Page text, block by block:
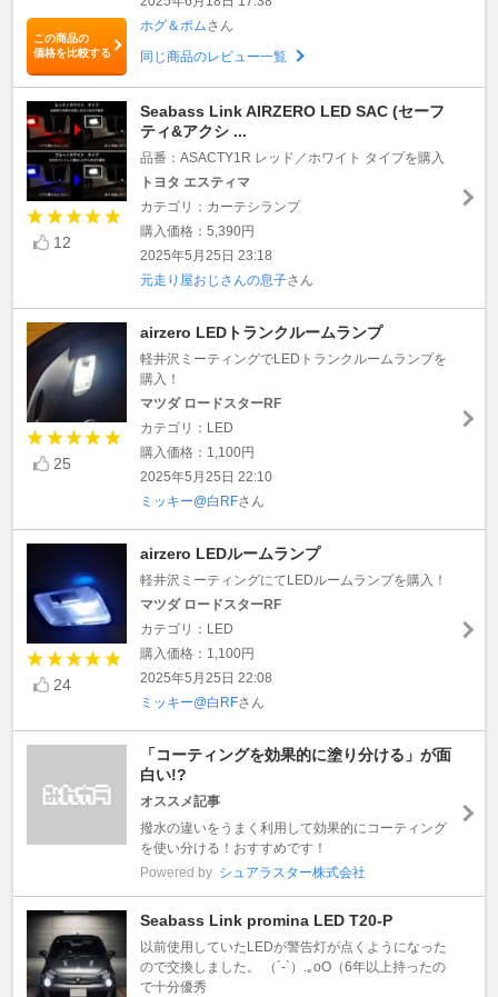
この商品の
価格を比較する
ホグ＆ポムさん
同じ商品のレビュー一覧
12
Seabass Link AIRZERO LED SAC (セーフ
ティ&アクシ ...
品番：ASACTY1R レッド／ホワイト タイプを購入
トヨタ エスティマ
カテゴリ：カーテシランプ
購入価格：5,390円
2025年5月25日 23:18
元走り屋おじさんの息子さん
25
airzero LEDトランクルームランプ
軽井沢ミーティングでLEDトランクルームランプを
購入！
マツダ ロードスターRF
カテゴリ：LED
購入価格：1,100円
2025年5月25日 22:10
ミッキー@白RFさん
24
airzero LEDルームランプ
軽井沢ミーティングにてLEDルームランプを購入！
マツダ ロードスターRF
カテゴリ：LED
購入価格：1,100円
2025年5月25日 22:08
ミッキー@白RFさん
「コーティングを効果的に塗り分ける」が面
白い!?
オススメ記事
撥水の違いをうまく利用して効果的にコーティング
を使い分ける！おすすめです！
Powered by シュアラスター株式会社
Seabass Link promina LED T20-P
以前使用していたLEDが警告灯が点くようになった
ので交換しました。 （´-`）.｡oO（6年以上持ったの
で十分優秀